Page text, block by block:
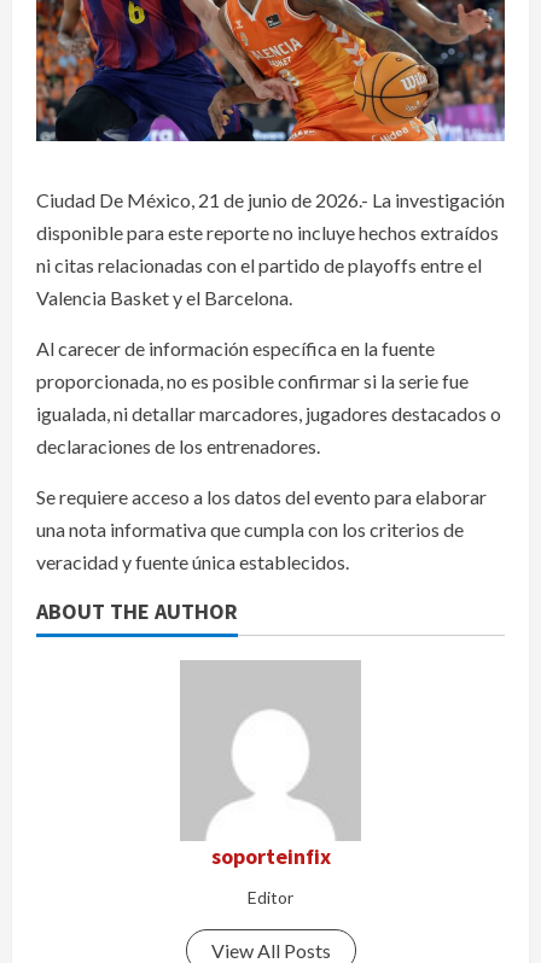
Ciudad De México, 21 de junio de 2026.- La investigación
disponible para este reporte no incluye hechos extraídos
ni citas relacionadas con el partido de playoffs entre el
Valencia Basket y el Barcelona.
Al carecer de información específica en la fuente
proporcionada, no es posible confirmar si la serie fue
igualada, ni detallar marcadores, jugadores destacados o
declaraciones de los entrenadores.
Se requiere acceso a los datos del evento para elaborar
una nota informativa que cumpla con los criterios de
veracidad y fuente única establecidos.
ABOUT THE AUTHOR
soporteinfix
Editor
View All Posts